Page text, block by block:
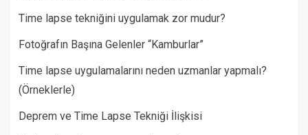
Time lapse tekniğini uygulamak zor mudur?
Fotoğrafın Başına Gelenler “Kamburlar”​
Time lapse uygulamalarını neden uzmanlar yapmalı?
(Örneklerle)
Deprem ve Time Lapse Tekniği İlişkisi